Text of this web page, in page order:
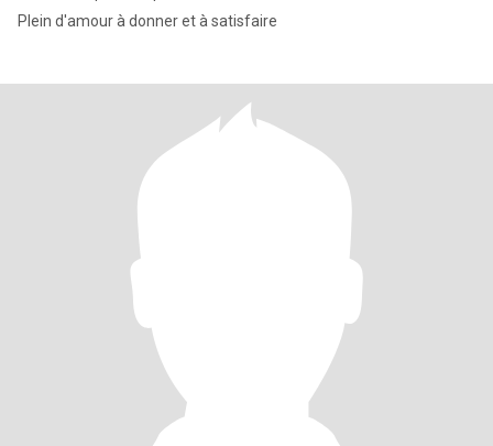
Plein d'amour à donner et à satisfaire